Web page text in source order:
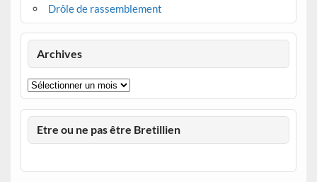
Drôle de rassemblement
Archives
Archives
Etre ou ne pas être Bretillien